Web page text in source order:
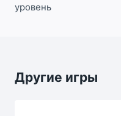
уровень
Другие игры